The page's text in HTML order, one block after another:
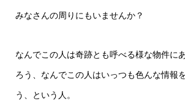
みなさんの周りにもいませんか？
なんでこの人は奇跡とも呼べる様な物件に
ろう、なんでこの人はいっつも色んな情報
う、という人。